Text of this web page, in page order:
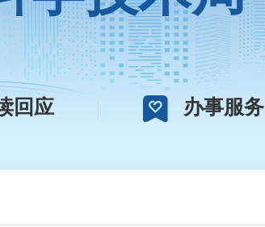
回应 办事服务